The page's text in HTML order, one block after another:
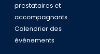
prestataires et
accompagnants
Calendrier des
événements